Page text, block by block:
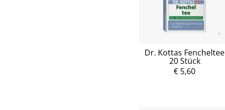
Dr. Kottas Fencheltee
20 Stück
€ 5,60